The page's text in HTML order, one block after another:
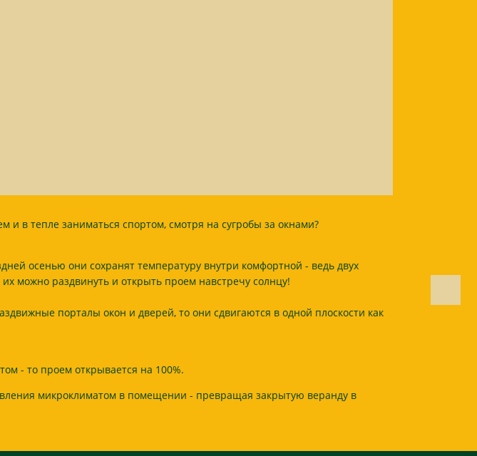
и в тепле заниматься спортом, смотря на сугробы за окнами?
осенью они сохранят температуру внутри комфортной - ведь двух
можно раздвинуть и открыть проем навстречу солнцу!
порталы окон и дверей, то они сдвигаются в одной плоскости как
- то проем открывается на 100%.
микроклиматом в помещении - превращая закрытую веранду в